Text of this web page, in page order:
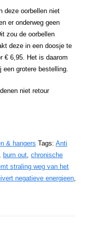
deze oorbellen niet
er onderweg geen
zou de oorbellen
deze in een doosje te
€ 6,95. Het is daarom
een grotere bestelling.
niet retour
& hangers Tags: Anti
, burn out, chronische
straling weg van het
negatieve energieen,